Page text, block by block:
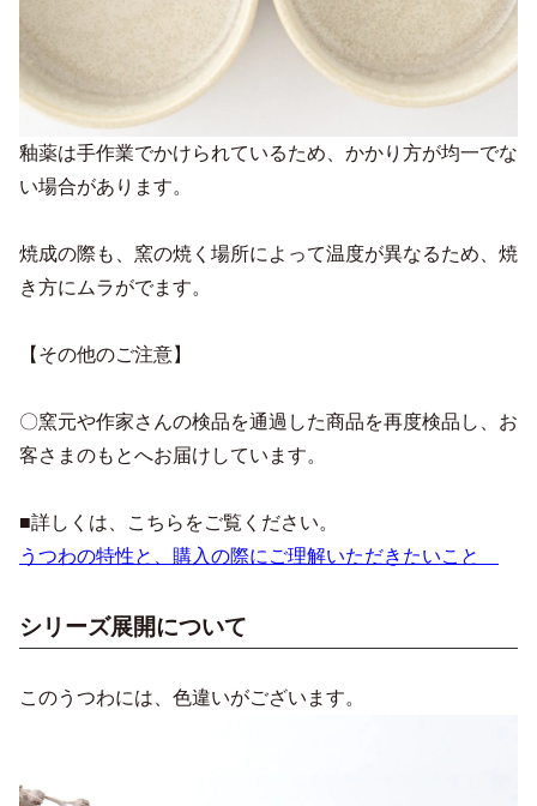
釉薬は手作業でかけられているため、かかり方が均一でな
い場合があります。
焼成の際も、窯の焼く場所によって温度が異なるため、焼
き方にムラがでます。
【その他のご注意】
〇窯元や作家さんの検品を通過した商品を再度検品し、お
客さまのもとへお届けしています。
■詳しくは、こちらをご覧ください。
うつわの特性と、購入の際にご理解いただきたいこと
シリーズ展開について
このうつわには、色違いがございます。